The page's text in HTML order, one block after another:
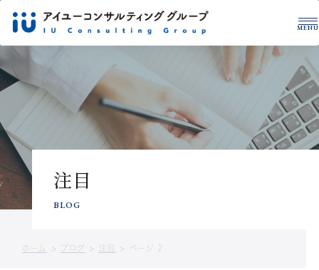
MENU
グループについて
税理士・公認会計士
拠点一覧
サービス紹介
事例紹介
税務・財務を学ぶ
注目
BLOG
ホーム > ブログ > > ページ 2